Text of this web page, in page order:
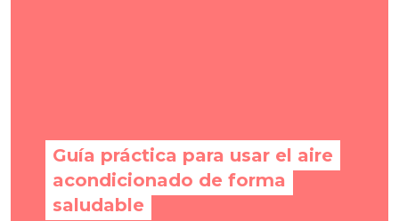
Guía práctica para usar el aire
acondicionado de forma
saludable